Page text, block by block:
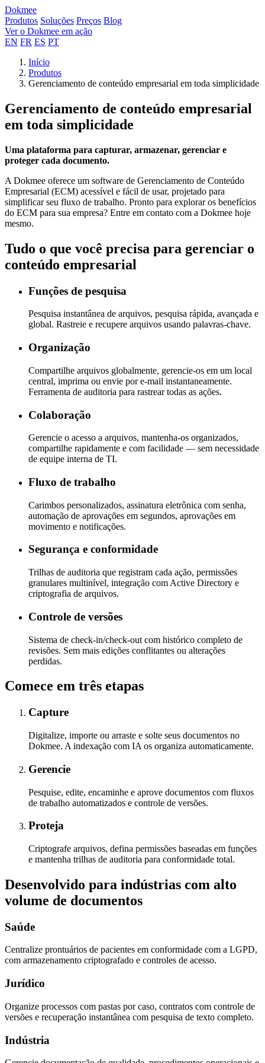
Dokmee
Produtos Soluções Preços Blog
Ver o Dokmee em ação
EN FR ES PT
Início
Produtos
Gerenciamento de conteúdo empresarial em toda simplicidade
Gerenciamento de conteúdo empresarial
em toda simplicidade
Uma plataforma para capturar, armazenar, gerenciar e
proteger cada documento.
A Dokmee oferece um software de Gerenciamento de Conteúdo
Empresarial (ECM) acessível e fácil de usar, projetado para
simplificar seu fluxo de trabalho. Pronto para explorar os benefícios
do ECM para sua empresa? Entre em contato com a Dokmee hoje
mesmo.
Tudo o que você precisa para gerenciar o
conteúdo empresarial
Funções de pesquisa
Pesquisa instantânea de arquivos, pesquisa rápida, avançada e
global. Rastreie e recupere arquivos usando palavras-chave.
Organização
Compartilhe arquivos globalmente, gerencie-os em um local
central, imprima ou envie por e-mail instantaneamente.
Ferramenta de auditoria para rastrear todas as ações.
Colaboração
Gerencie o acesso a arquivos, mantenha-os organizados,
compartilhe rapidamente e com facilidade — sem necessidade
de equipe interna de TI.
Fluxo de trabalho
Carimbos personalizados, assinatura eletrônica com senha,
automação de aprovações em segundos, aprovações em
movimento e notificações.
Segurança e conformidade
Trilhas de auditoria que registram cada ação, permissões
granulares multinível, integração com Active Directory e
criptografia de arquivos.
Controle de versões
Sistema de check-in/check-out com histórico completo de
revisões. Sem mais edições conflitantes ou alterações
perdidas.
Comece em três etapas
Capture
Digitalize, importe ou arraste e solte seus documentos no
Dokmee. A indexação com IA os organiza automaticamente.
Gerencie
Pesquise, edite, encaminhe e aprove documentos com fluxos
de trabalho automatizados e controle de versões.
Proteja
Criptografe arquivos, defina permissões baseadas em funções
e mantenha trilhas de auditoria para conformidade total.
Desenvolvido para indústrias com alto
volume de documentos
Saúde
Centralize prontuários de pacientes em conformidade com a LGPD,
com armazenamento criptografado e controles de acesso.
Jurídico
Organize processos com pastas por caso, contratos com controle de
versões e recuperação instantânea com pesquisa de texto completo.
Indústria